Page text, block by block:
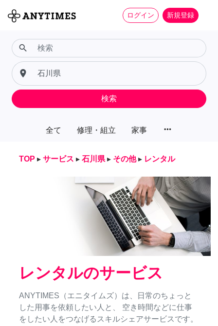
ログイン 新規登録
全て 修理・組立 家事 more_horiz
search
place
検索
TOP ▸ サービス ▸ 石川県 ▸ その他 ▸ レンタル
レンタルのサービス
ANYTIMES（エニタイムズ）は、日常のちょっと
した用事を依頼したい人と、 空き時間などに仕事
をしたい人をつなげるスキルシェアサービスです。